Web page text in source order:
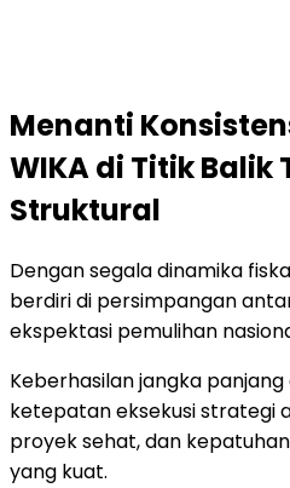
Menanti
WIKA di Titik
Struktural
Dengan segala dinamika
berdiri di persimpangan
ekspektasi pemulihan
Keberhasilan jangka
ketepatan eksekusi strategi
proyek sehat, dan
yang kuat.